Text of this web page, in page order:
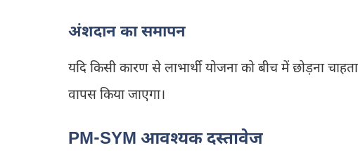
अंशदान का समापन
यदि किसी कारण से लाभार्थी योजना को बीच में छोड़ना
वापस किया जाएगा।
PM-SYM आवश्यक दस्तावेज